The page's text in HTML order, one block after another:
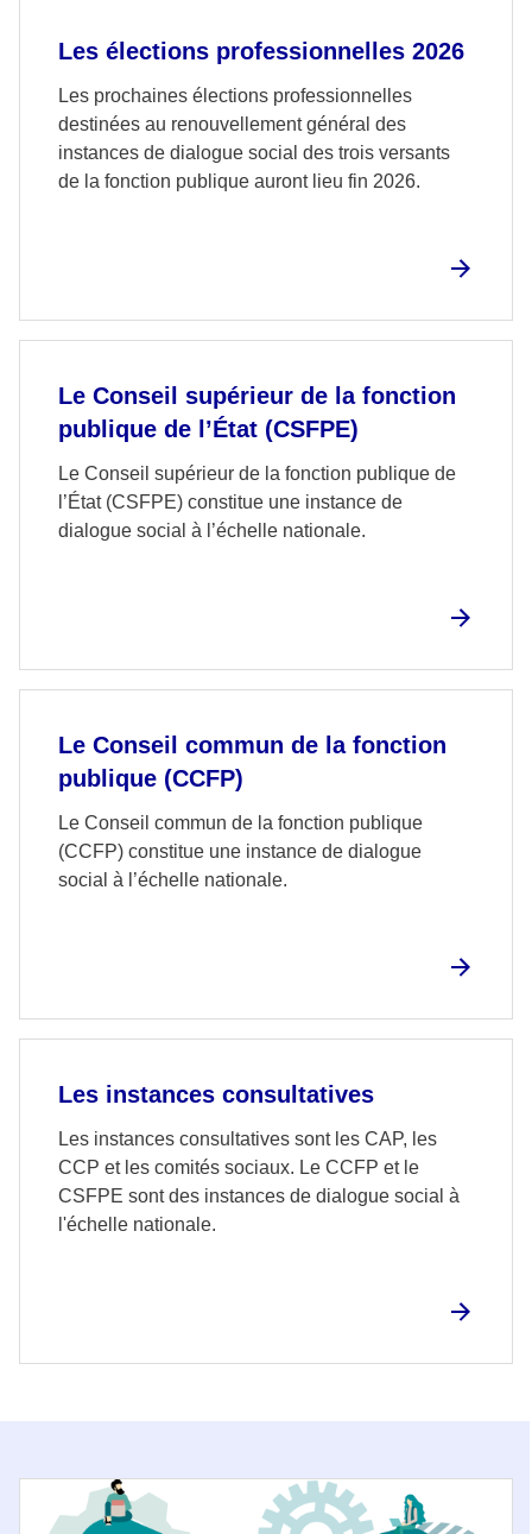
Les élections professionnelles 2026
Les prochaines élections professionnelles
destinées au renouvellement général des
instances de dialogue social des trois versants
de la fonction publique auront lieu fin 2026.
Le Conseil supérieur de la fonction
publique de l’État (CSFPE)
Le Conseil supérieur de la fonction publique de
l’État (CSFPE) constitue une instance de
dialogue social à l’échelle nationale.
Le Conseil commun de la fonction
publique (CCFP)
Le Conseil commun de la fonction publique
(CCFP) constitue une instance de dialogue
social à l’échelle nationale.
Les instances consultatives
Les instances consultatives sont les CAP, les
CCP et les comités sociaux. Le CCFP et le
CSFPE sont des instances de dialogue social à
l'échelle nationale.